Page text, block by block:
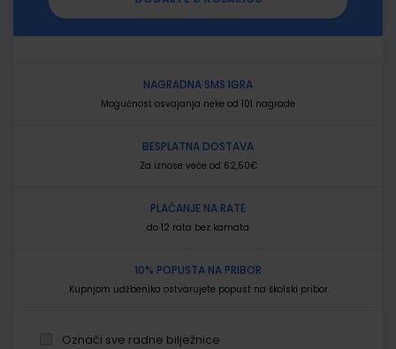
NAGRADNA SMS IGRA
Mogućnost osvajanja neke od 101 nagrade
BESPLATNA DOSTAVA
Za iznose veće od 62,50€
PLAĆANJE NA RATE
do 12 rata bez kamata
10% POPUSTA NA PRIBOR
Kupnjom udžbenika ostvarujete popust na školski pribor
Označi sve radne bilježnice